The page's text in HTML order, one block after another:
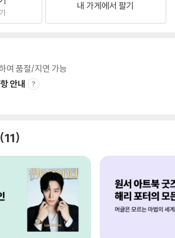
내 가게에서 팔기
여 품절/지연 가능
안내
11